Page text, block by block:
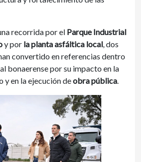
recorrida por el Parque Industrial
y por la planta asfáltica local , dos
convertido en referencias dentro
bonaerense por su impacto en la
y en la ejecución deobra pública